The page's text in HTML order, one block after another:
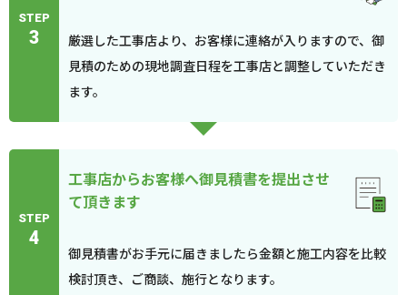
STEP
3
厳選した工事店より、お客様に連絡が入りますので、御
見積のための現地調査日程を工事店と調整していただき
ます。
STEP
4
工事店からお客様へ御見積書を提出させ
て頂きます
御見積書がお手元に届きましたら金額と施工内容を比較
検討頂き、ご商談、施行となります。